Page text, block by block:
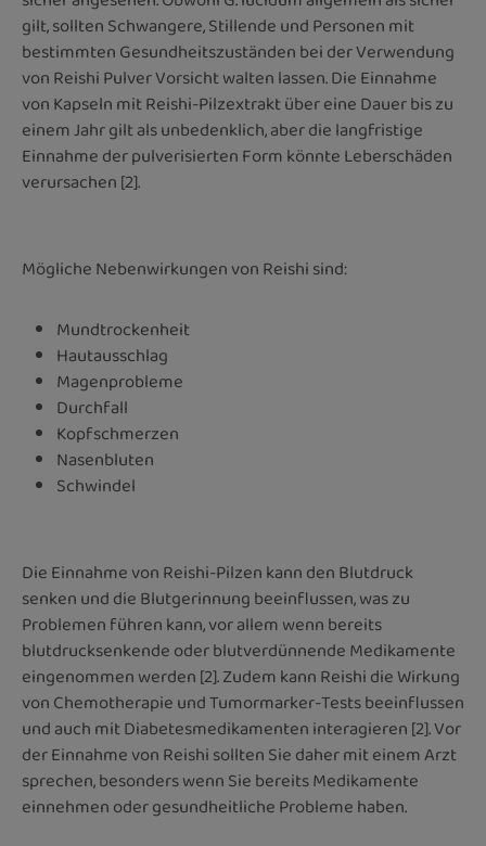
gilt, sollten Schwangere, Stillende und Personen mit
bestimmten Gesundheitszuständen bei der Verwendung
von Reishi Pulver Vorsicht walten lassen. Die Einnahme
von Kapseln mit Reishi-Pilzextrakt über eine Dauer bis zu
einem Jahr gilt als unbedenklich, aber die langfristige
Einnahme der pulverisierten Form könnte Leberschäden
verursachen [2].
Mögliche Nebenwirkungen von Reishi sind:
Mundtrockenheit
Hautausschlag
Magenprobleme
Durchfall
Kopfschmerzen
Nasenbluten
Schwindel
Die Einnahme von Reishi-Pilzen kann den Blutdruck
senken und die Blutgerinnung beeinflussen, was zu
Problemen führen kann, vor allem wenn bereits
blutdrucksenkende oder blutverdünnende Medikamente
eingenommen werden [2]. Zudem kann Reishi die Wirkung
von Chemotherapie und Tumormarker-Tests beeinflussen
und auch mit Diabetesmedikamenten interagieren [2]. Vor
der Einnahme von Reishi sollten Sie daher mit einem Arzt
sprechen, besonders wenn Sie bereits Medikamente
einnehmen oder gesundheitliche Probleme haben.